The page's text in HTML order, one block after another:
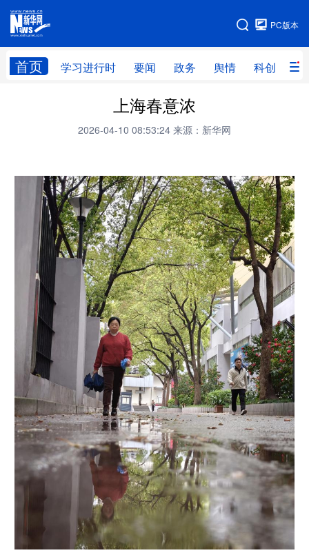
PC版本
首页 学习进行时 要闻 政务 舆情 科创 产
网站地图
学习进行时 要闻
科创 产经
房产 体育 健康 图片
信息 廉政 原创 长三角频道
上海春意浓
2026-04-10 08:53:24 来源：新华网